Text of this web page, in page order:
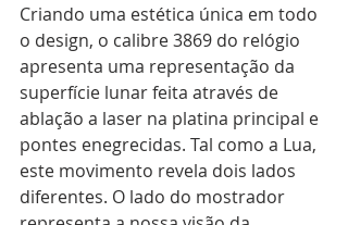
Criando uma estética única em todo
o design, o calibre 3869 do relógio
apresenta uma representação da
superfície lunar feita através de
ablação a laser na platina principal e
pontes enegrecidas. Tal como a Lua,
este movimento revela dois lados
diferentes. O lado do mostrador